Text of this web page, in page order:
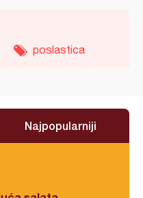
poslastica
Najpopularniji